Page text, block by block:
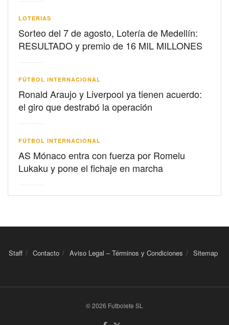
LOTERIAS
Sorteo del 7 de agosto, Lotería de Medellín:
RESULTADO y premio de 16 MIL MILLONES
FÚTBOL INTERNACIONAL
Ronald Araujo y Liverpool ya tienen acuerdo:
el giro que destrabó la operación
FÚTBOL INTERNACIONAL
AS Mónaco entra con fuerza por Romelu
Lukaku y pone el fichaje en marcha
Staff Contacto Aviso Legal – Términos y Condiciones Sitemap
© 2026 Futbolete SL